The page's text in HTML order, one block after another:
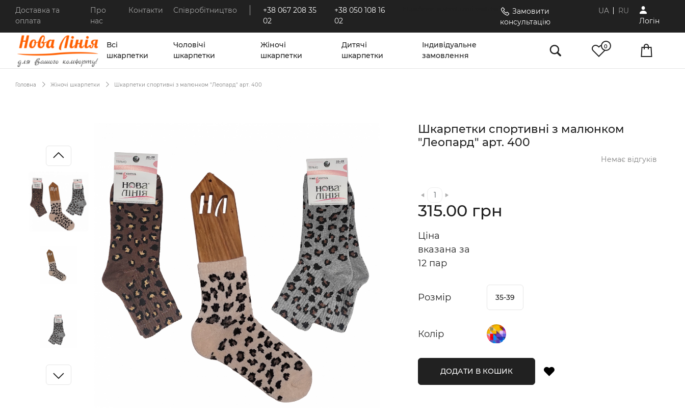
Доставка та
оплата
Про
нас
Контакти Співробітництво
+38 067 208 35
02
+38 050 108 16
02
Замовити
консультацію
UA
RU
Логiн
Всі
шкарпетки
Чоловічі
шкарпетки
Жіночі
шкарпетки
Дитячі
шкарпетки
Індивідуальне
замовлення
0
Головна Жіночі шкарпетки Шкарпетки спортивні з малюнком "Леопард" арт. 400
Шкарпетки спортивні з малюнком
"Леопард" арт. 400
Немає відгуків
315.00 грн
Ціна
вказана за
12 пар
Розмір 35-39
Колір
ДОДАТИ В КОШИК